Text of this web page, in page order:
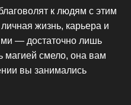
к людям с этим
жизнь, карьера и
— достаточно лишь
магией смело, она вам
вы занимались